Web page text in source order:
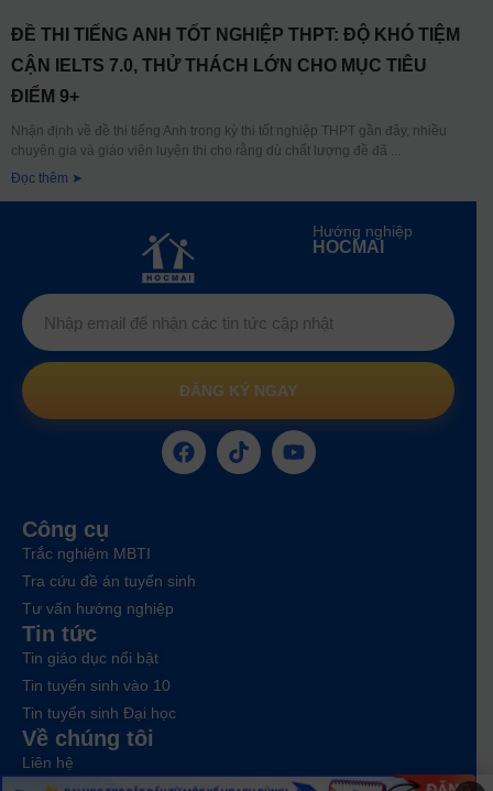
ĐỀ THI TIẾNG ANH TỐT NGHIỆP THPT: ĐỘ KHÓ TIỆM
CẬN IELTS 7.0, THỬ THÁCH LỚN CHO MỤC TIÊU
ĐIỂM 9+
Nhận định về đề thi tiếng Anh trong kỳ thi tốt nghiệp THPT gần đây, nhiều
chuyên gia và giáo viên luyện thi cho rằng dù chất lượng đề đã
Đọc thêm ➤
Hướng nghiệp
HOCMAI
ĐĂNG KÝ NGAY
Công cụ
Trắc nghiệm MBTI
Tra cứu đề án tuyển sinh
Tư vấn hướng nghiệp
Tin tức
Tin giáo dục nổi bật
Tin tuyển sinh vào 10
Tin tuyển sinh Đại học
Về chúng tôi
Liên hệ